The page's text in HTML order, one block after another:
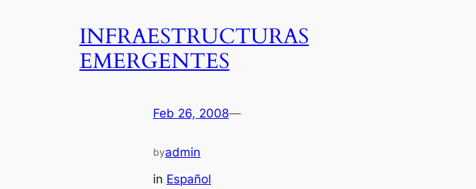
INFRAESTRUCTURAS
EMERGENTES
Feb 26, 2008—
byadmin
in Español